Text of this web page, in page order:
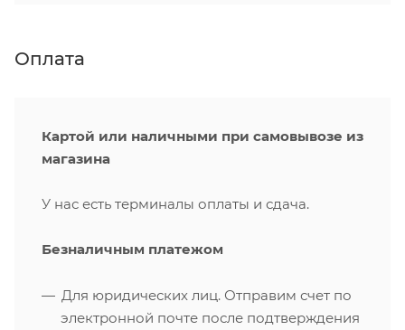
Оплата
Картой или наличными при самовывозе из
магазина
У нас есть терминалы оплаты и сдача.
Безналичным платежом
Для юридических лиц. Отправим счет по
электронной почте после подтверждения